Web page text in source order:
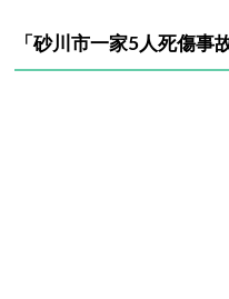
「砂川市一家5人死傷事